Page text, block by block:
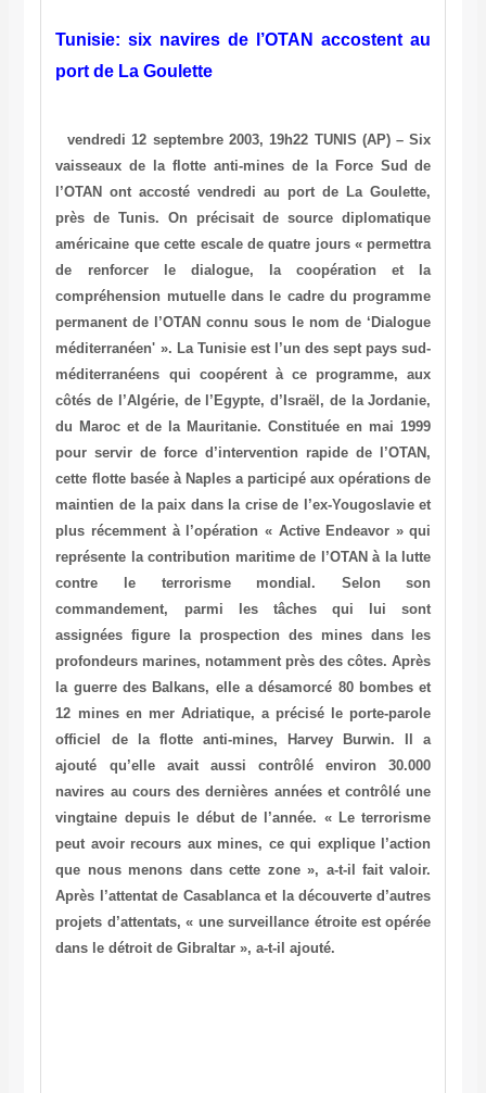
Tunisie: six navires de l’OTAN accostent au
port de La Goulette
vendredi 12 septembre 2003, 19h22 TUNIS (AP) – Six
vaisseaux de la flotte anti-mines de la Force Sud de
l’OTAN ont accosté vendredi au port de La Goulette,
près de Tunis. On précisait de source diplomatique
américaine que cette escale de quatre jours « permettra
de renforcer le dialogue, la coopération et la
compréhension mutuelle dans le cadre du programme
permanent de l’OTAN connu sous le nom de ‘Dialogue
méditerranéen' ». La Tunisie est l’un des sept pays sud-
méditerranéens qui coopérent à ce programme, aux
côtés de l’Algérie, de l’Egypte, d’Israël, de la Jordanie,
du Maroc et de la Mauritanie. Constituée en mai 1999
pour servir de force d’intervention rapide de l’OTAN,
cette flotte basée à Naples a participé aux opérations de
maintien de la paix dans la crise de l’ex-Yougoslavie et
plus récemment à l’opération « Active Endeavor » qui
représente la contribution maritime de l’OTAN à la lutte
contre le terrorisme mondial. Selon son
commandement, parmi les tâches qui lui sont
assignées figure la prospection des mines dans les
profondeurs marines, notamment près des côtes. Après
la guerre des Balkans, elle a désamorcé 80 bombes et
12 mines en mer Adriatique, a précisé le porte-parole
officiel de la flotte anti-mines, Harvey Burwin. Il a
ajouté qu’elle avait aussi contrôlé environ 30.000
navires au cours des dernières années et contrôlé une
vingtaine depuis le début de l’année. « Le terrorisme
peut avoir recours aux mines, ce qui explique l’action
que nous menons dans cette zone », a-t-il fait valoir.
Après l’attentat de Casablanca et la découverte d’autres
projets d’attentats, « une surveillance étroite est opérée
dans le détroit de Gibraltar », a-t-il ajouté.